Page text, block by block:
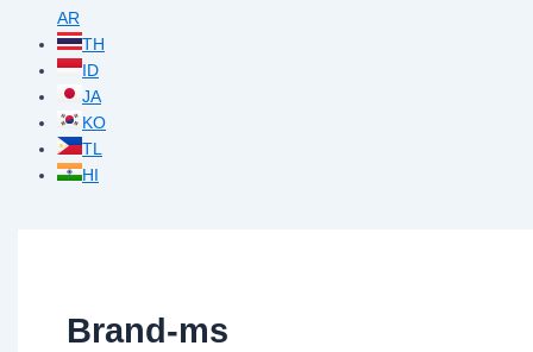
AR
TH
ID
JA
KO
TL
HI
Brand-ms